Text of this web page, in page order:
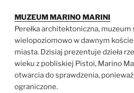
MUZEUM MARINO MARINI
Perełka architektoniczna,
wielopoziomowo w dawnym
miasta. Dzisiaj prezentuje dzieła
wieku z pobliskiej Pistoi, Marino
otwarcia do sprawdzenia,
ograniczone.